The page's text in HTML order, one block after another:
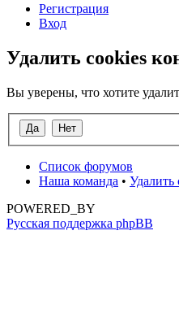
Регистрация
Вход
Удалить cookies
Вы уверены, что хотите
Список форумов
Наша команда • Удалить
POWERED_BY
Русская поддержка phpBB